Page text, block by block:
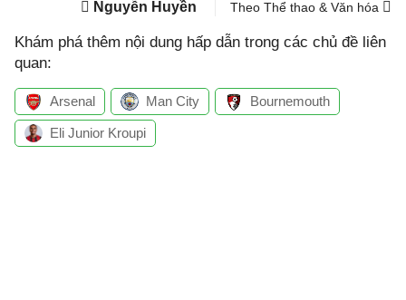
Nguyễn Huyền Theo Thể thao & Văn hóa
Khám phá thêm nội dung hấp dẫn trong các chủ đề liên
quan:
Arsenal Man City Bournemouth
Eli Junior Kroupi